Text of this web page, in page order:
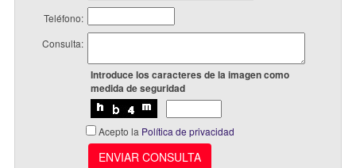
Teléfono:
Consulta:
Introduce los caracteres de la imagen como
medida de seguridad
Acepto la Política de privacidad
ENVIAR CONSULTA